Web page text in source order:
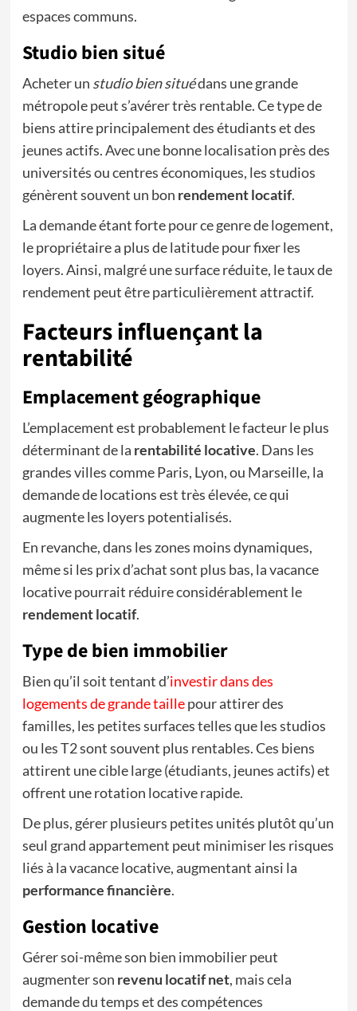
espaces communs.
Studio bien situé
Acheter un studio bien situédans une grande
métropole peut s’avérer très rentable. Ce type de
biens attire principalement des étudiants et des
jeunes actifs. Avec une bonne localisation près des
universités ou centres économiques, les studios
génèrent souvent un bon rendement locatif.
La demande étant forte pour ce genre de logement,
le propriétaire a plus de latitude pour fixer les
loyers. Ainsi, malgré une surface réduite, le taux de
rendement peut être particulièrement attractif.
Facteurs influençant la
rentabilité
Emplacement géographique
L’emplacement est probablement le facteur le plus
déterminant de la rentabilité locative. Dans les
grandes villes comme Paris, Lyon, ou Marseille, la
demande de locations est très élevée, ce qui
augmente les loyers potentialisés.
En revanche, dans les zones moins dynamiques,
même si les prix d’achat sont plus bas, la vacance
locative pourrait réduire considérablement le
rendement locatif.
Type de bien immobilier
Bien qu’il soit tentant d’investir dans des
logements de grande taillepour attirer des
familles, les petites surfaces telles que les studios
ou les T2 sont souvent plus rentables. Ces biens
attirent une cible large (étudiants, jeunes actifs) et
offrent une rotation locative rapide.
De plus, gérer plusieurs petites unités plutôt qu’un
seul grand appartement peut minimiser les risques
liés à la vacance locative, augmentant ainsi la
performance financière.
Gestion locative
Gérer soi-même son bien immobilier peut
augmenter son revenu locatif net, mais cela
demande du temps et des compétences